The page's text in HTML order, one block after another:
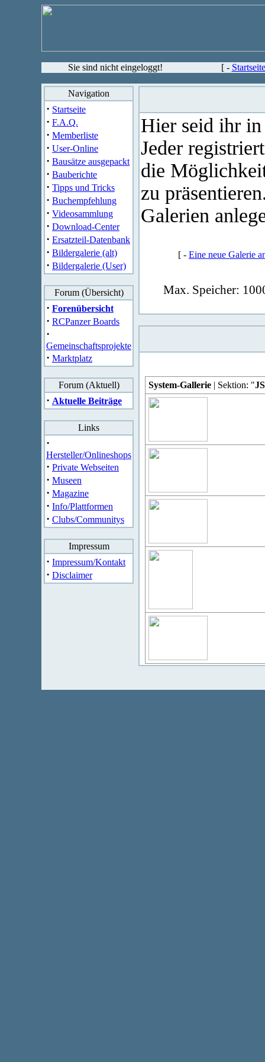
Sie sind nicht eingeloggt! [ - Startseite
Navigation
· Startseite
· F.A.Q.
· Memberliste
· User-Online
· Bausätze ausgepackt
· Bauberichte
· Tipps und Tricks
· Buchempfehlung
· Videosammlung
· Download-Center
· Ersatzteil-Datenbank
· Bildergalerie (alt)
· Bildergalerie (User)
Forum (Übersicht)
· Forenübersicht
· RCPanzer Boards
·
Gemeinschaftsprojekte
· Marktplatz
Forum (Aktuell)
· Aktuelle Beiträge
Links
·
Hersteller/Onlineshops
· Private Webseiten
· Museen
· Magazine
· Info/Plattformen
· Clubs/Communitys
Impressum
· Impressum/Kontakt
· Disclaimer
Hier seid ihr in
Jeder
die
zu
Galerien
[ - Eine neue Galerie
Max. Speicher:
System-Gallerie | Sektion: "